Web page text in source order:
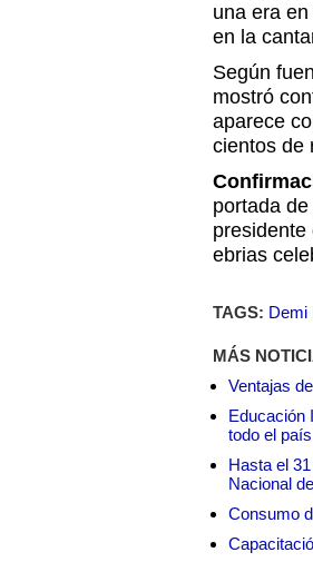
una era
en la
Según
mostró
aparece
cientos de
portada
presidente
ebrias
TAGS: Demi
MÁS
Ventajas
Educación
todo el país
Hasta el
Nacional
Consumo